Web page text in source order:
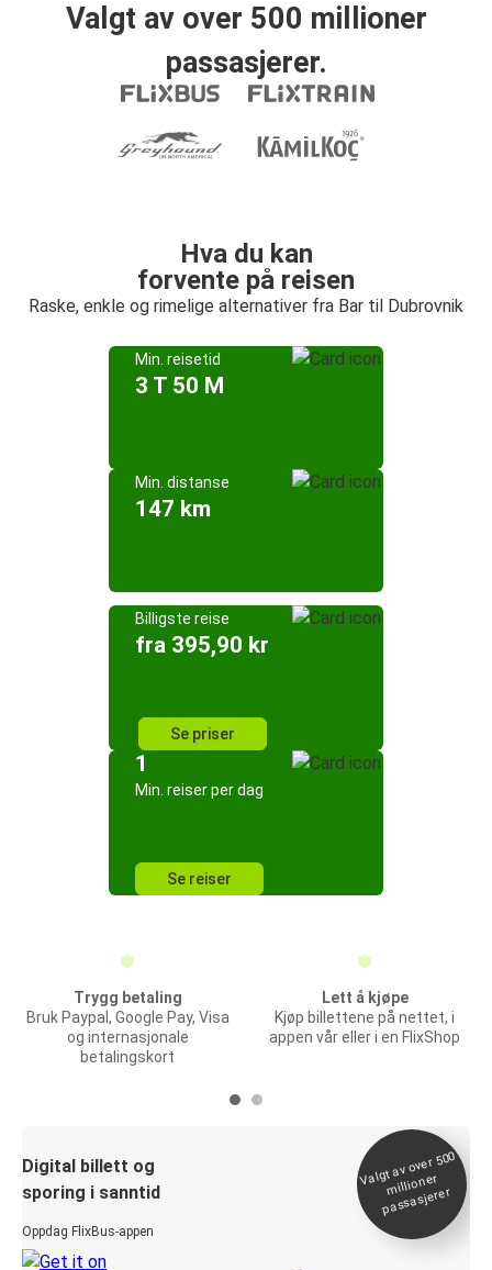
Valgt av over 500 millioner
passasjerer.
Hva du kan
forvente på reisen
Raske, enkle og rimelige alternativer fra Bar til Dubrovnik
Min. reisetid
3 T 50 M
Min. distanse
147 km
Billigste reise
fra 395,90 kr
Se priser
1
Min. reiser per dag
Se reiser
Trygg betaling
Bruk Paypal, Google Pay, Visa
og internasjonale
betalingskort
Lett å kjøpe
Kjøp billettene på nettet, i
appen vår eller i en FlixShop
Digital billett og
sporing i sanntid
Oppdag FlixBus-appen
Valgt av over 500
millioner
passasjerer